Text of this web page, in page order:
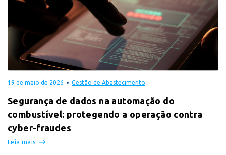
19 de maio de 2026 Gestão de Abastecimento
Segurança de dados na automação do
combustível: protegendo a operação contra
cyber-fraudes
Leia mais